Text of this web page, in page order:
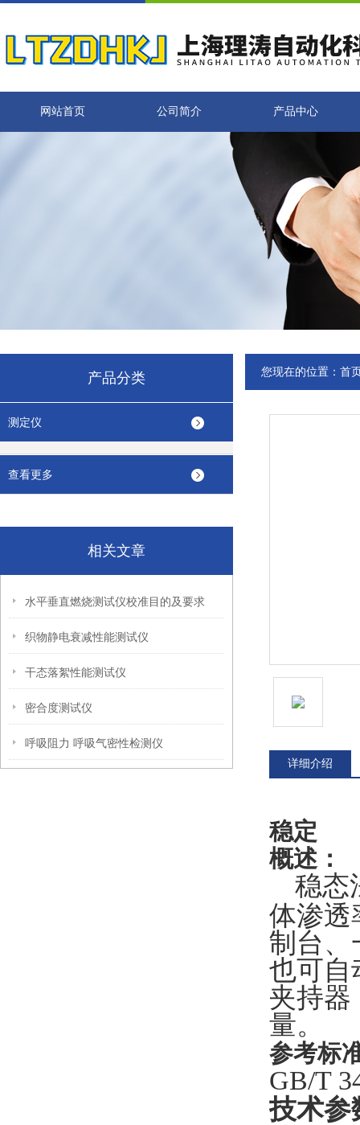
网站首页 公司简介 产品中心
产品分类
测定仪
查看更多
相关文章
水平垂直燃烧测试仪校准目的及要求
织物静电衰减性能测试仪
干态落絮性能测试仪
密合度测试仪
呼吸阻力 呼吸气密性检测仪
您现在的位置： 首
详细介绍
稳定
概述：
稳态
体渗透
制台、
也可自
夹持器
量。
参考标
GB/T
技术参